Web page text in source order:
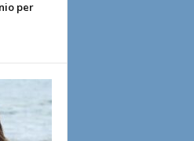
per